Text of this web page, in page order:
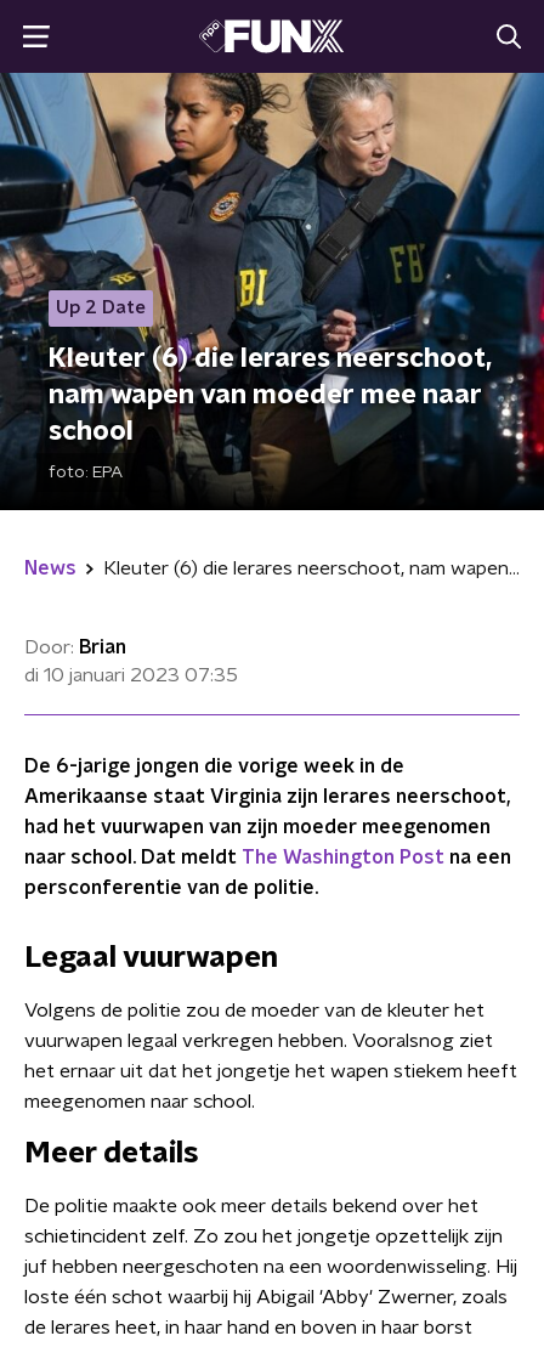
Up 2 Date
Kleuter (6) die lerares neerschoot,
nam wapen van moeder mee naar
school
foto: EPA
News Kleuter (6) die lerares neerschoot, nam wapen van moeder mee naar school
Door: Brian
di 10 januari 2023 07:35
De 6-jarige jongen die vorige week in de
Amerikaanse staat Virginia zijn lerares neerschoot,
had het vuurwapen van zijn moeder meegenomen
naar school. Dat meldt The Washington Post na een
persconferentie van de politie.
Legaal vuurwapen
Volgens de politie zou de moeder van de kleuter het
vuurwapen legaal verkregen hebben. Vooralsnog ziet
het ernaar uit dat het jongetje het wapen stiekem heeft
meegenomen naar school.
Meer details
De politie maakte ook meer details bekend over het
schietincident zelf. Zo zou het jongetje opzettelijk zijn
juf hebben neergeschoten na een woordenwisseling. Hij
loste één schot waarbij hij Abigail 'Abby' Zwerner, zoals
de lerares heet, in haar hand en boven in haar borst